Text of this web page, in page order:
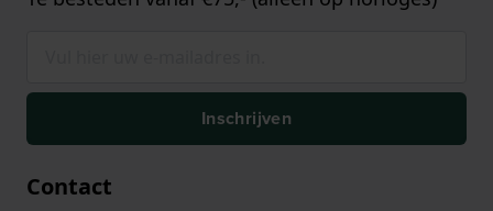
Inschrijven
Contact